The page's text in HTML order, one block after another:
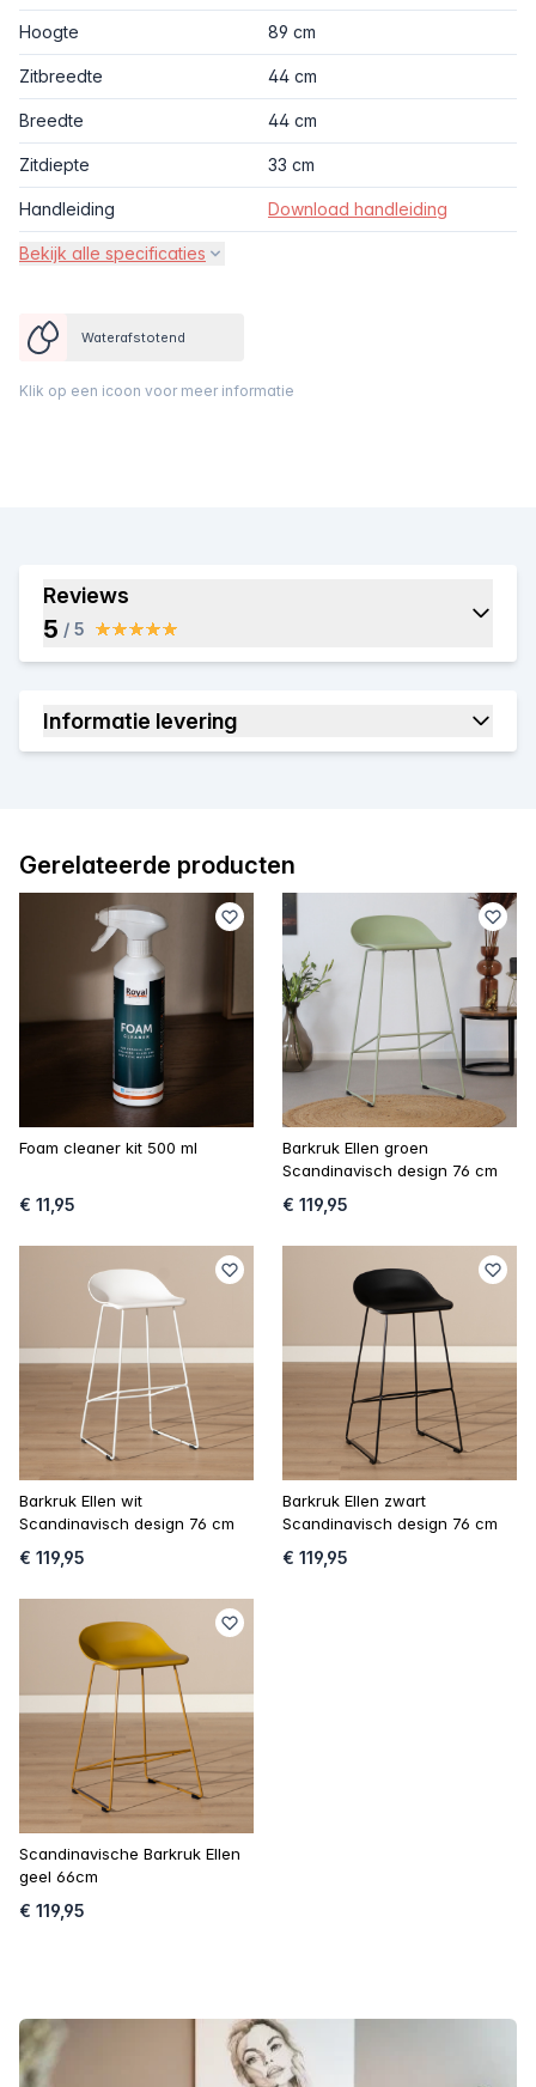
Hoogte 89 cm
Zitbreedte 44 cm
Breedte 44 cm
Zitdiepte 33 cm
Handleiding Download handleiding
Bekijk alle specificaties
Waterafstotend
Klik op een icoon voor meer informatie
Reviews
5 / 5
Informatie levering
Gerelateerde producten
Foam cleaner kit 500 ml
€ 11,95
Barkruk Ellen groen
Scandinavisch design 76 cm
€ 119,95
Barkruk Ellen wit
Scandinavisch design 76 cm
€ 119,95
Barkruk Ellen zwart
Scandinavisch design 76 cm
€ 119,95
Scandinavische Barkruk Ellen
geel 66cm
€ 119,95